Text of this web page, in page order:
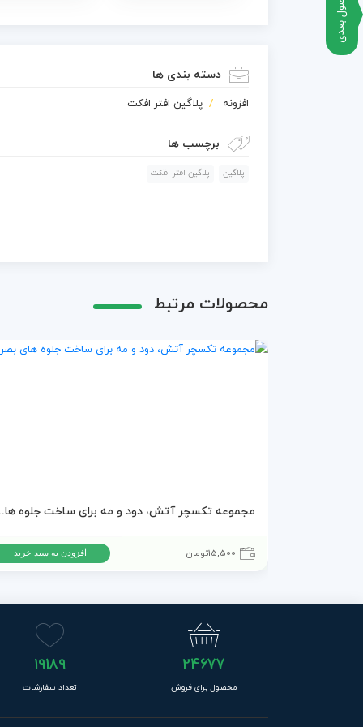
محصول بعدی
دسته بندی ها
افزونه پلاگین افتر افکت
برچسب ها
پلاگین پلاگین افتر افکت
محصولات مرتبط
مجموعه تکسچر
15,500تومان افزودن به سبد خرید
24677
محصول برای فروش
19189
تعداد سفارشات